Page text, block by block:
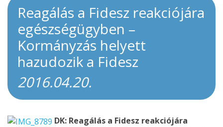
Reagálás a Fidesz reakciójára
egészségügyben –
Kormányzás helyett
hazudozik a Fidesz
2016.04.20.
DK: Reagálás a Fidesz reakciójára